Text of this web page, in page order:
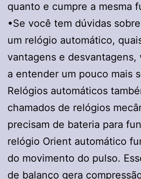
quanto e cumpre a mesma
•Se você tem dúvidas
um relógio automático,
vantagens e desvantagens,
a entender um pouco mais
Relógios automáticos
chamados de relógios
precisam de bateria para
relógio Orient automático
do movimento do pulso.
de balanço gera